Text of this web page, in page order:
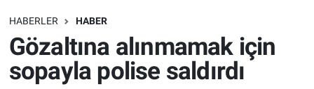
HABERLER HABER
Gözaltına alınmamak için
sopayla polise saldırdı
Bilim turu
Bilim ve Teknoloji Evreni
Dünya
Teknoloji
Trafik Durumu
Süper Lig Puan Durumu ve Fikstür